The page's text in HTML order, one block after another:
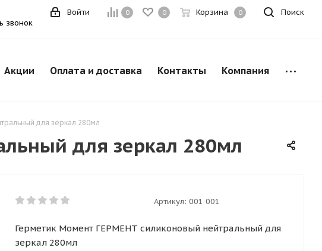
Поиск
0 0 Корзина 0
Войти
звонок
Акции Оплата и доставка Контакты Компания
для зеркал 280мл
для зеркал 280мл
Артикул: 001 001
Герметик Момент ГЕРМЕНТ силиконовый нейтральный для
зеркал 280мл